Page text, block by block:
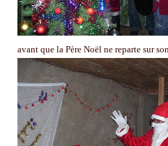
avant que la Père Noël ne reparte sur